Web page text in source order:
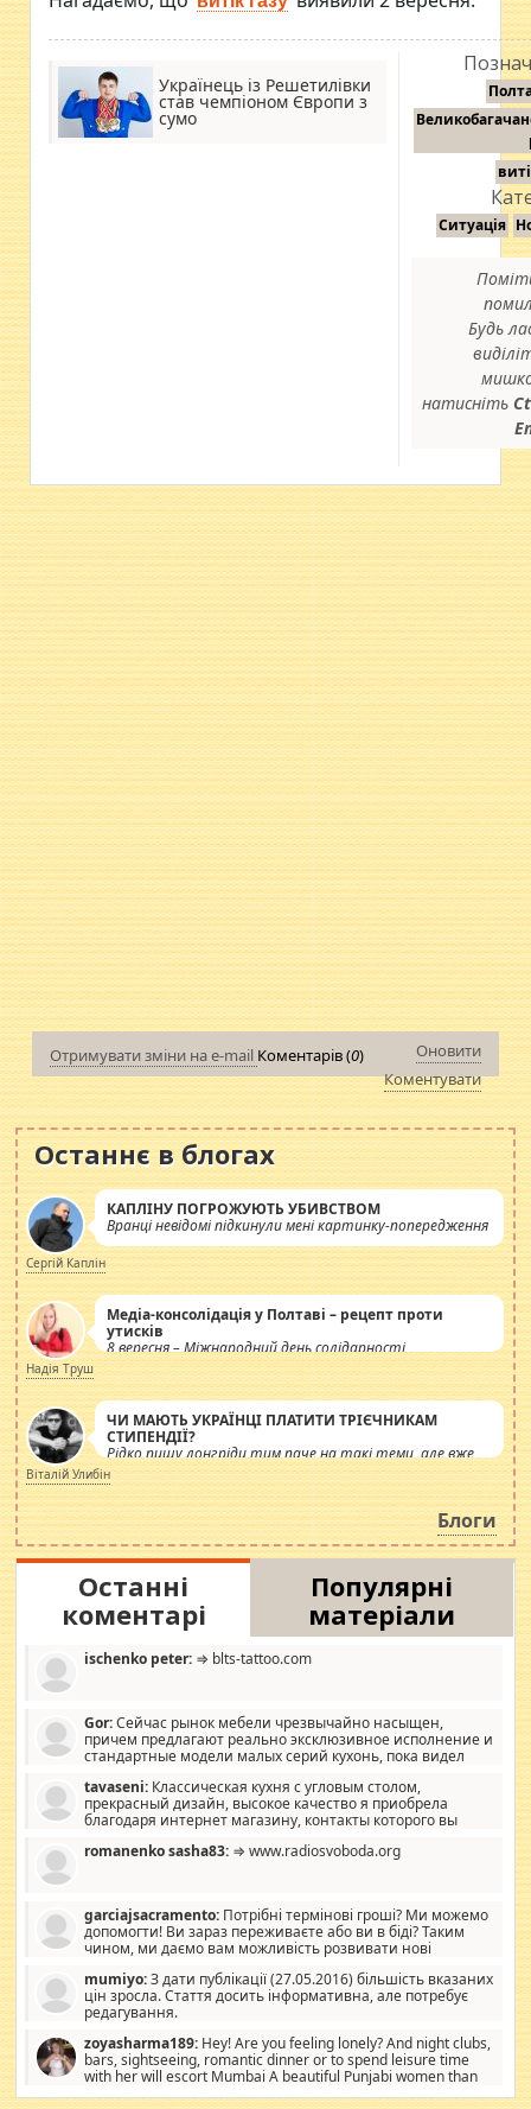
Українець із Решетилівки
став чемпіоном Європи з
сумо
Ситуація
Будь
натисніть
Отримувати зміни на e-mail Коментарів (0)
Оновити
Коментувати
Останнє в блогах
КАПЛІНУ ПОГРОЖУЮТЬ УБИВСТВОМ
Вранці невідомі підкинули мені картинку-попередження
Сергій Каплін
Медіа-консолідація у Полтаві – рецепт проти
утисків
8 вересня – Міжнародний день солідарності
журналістів.
Надія Труш
ЧИ МАЮТЬ УКРАЇНЦІ ПЛАТИТИ ТРІЄЧНИКАМ
СТИПЕНДІЇ?
Рідко пишу лонгріди тим паче на такі теми, але вже
просто дістало! Обурюють сьогоднішні інсенуації
навколо стипендіального питання. Штучно
роздувається ще одна соціальна катастрофа.
Віталій Улибін
Блоги
Останні
коментарі
Популярні
матеріали
ischenko peter: ⇒ blts-tattoo.com
Gor:Сейчас рынок мебели чрезвычайно насыщен,
причем предлагают реально эксклюзивное исполнение и
стандартные модели малых серий кухонь, пока видел
стандартные формы, в MebelOk, креативненько и что главное -
со вкусом все в порядке, без ненужных наворотов удорожающих
мебель, а это не последний фактор.
tavaseni: Классическая кухня с угловым столом,
прекрасный дизайн, высокое качество я приобрела
благодаря интернет магазину, контакты которого вы
romanenko sasha83: ⇒ www.radiosvoboda.org
garciajsacramento: Потрібні термінові гроші? Ми можемо
допомогти! Ви зараз переживаєте або ви в біді? Таким
чином, ми даємо вам можливість розвивати нові
допомагати людям, які намагаються дати їм шанс. Кожен
заслуговує на другий шанс, і, оскільки влада не зможе, вони
повинні приймати від інших. Для нас нема багато суми, і зрілість
витрат, а тільки узгоджених сум і нічого іншого. Не чекайте і не
коментуйте цей пост. Введіть суму, яку ви хочете подати, і ми
зв'яжемося з вами з усіма варіантами. зв'яжіться з нами
сьогодні на garciajsacramento@gmail.com Вам потрібні термінові
mumiyo:З дати публікації (27.05.2016) більшість вказаних
цін зросла. Стаття досить інформативна, але потребує
редагування.
zoyasharma189: Hey! Are you feeling lonely? And night clubs,
bars, sightseeing, romantic dinner or to spend leisure time
with her will escort Mumbai A beautiful Punjabi women than
sexy escort companion in arms that you guys feel like 5 star luxury